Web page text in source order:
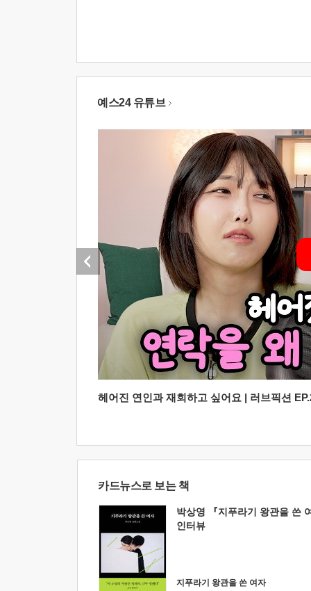
예스24 유튜브
헤어진 연인과 재회하고 싶어요 | 러브픽션
카드뉴스로 보는 책
박상영 『지푸라기 왕관을 쓴
인터뷰
지푸라기 왕관을 쓴 여자